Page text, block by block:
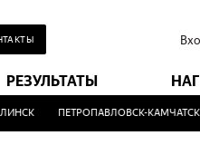
РЕЗУЛЬТАТЫ
ПЕТРОПАВЛОВСК-КАМЧАТСКИЙ